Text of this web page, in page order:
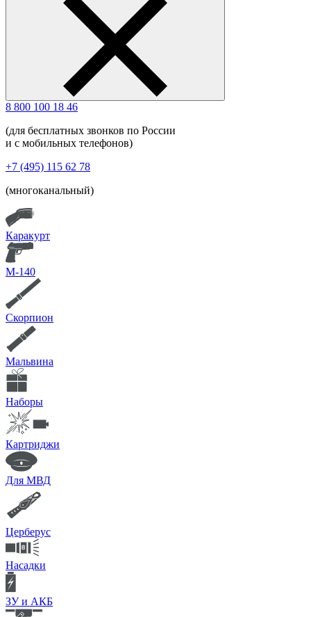
8 800 100 18 46
(для бесплатных звонков по России
и с мобильных телефонов)
+7 (495) 115 62 78
(многоканальный)
Каракурт
М-140
Скорпион
Мальвина
Наборы
Картриджи
Для МВД
Церберус
Насадки
ЗУ и АКБ